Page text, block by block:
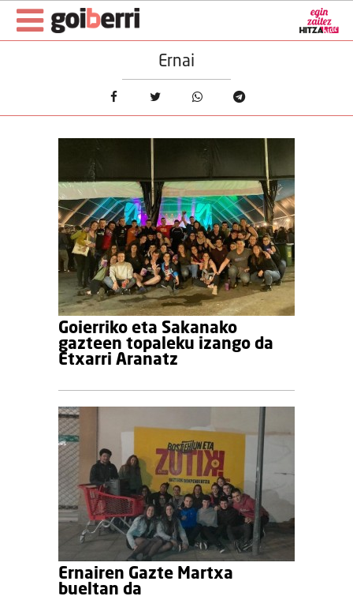
Ernai
Goierriko eta Sakanako
gazteen topaleku izango da
Etxarri Aranatz
Ernairen Gazte Martxa
bueltan da